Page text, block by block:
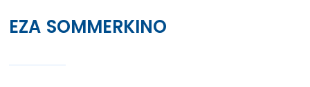
EZA SOMMERKINO